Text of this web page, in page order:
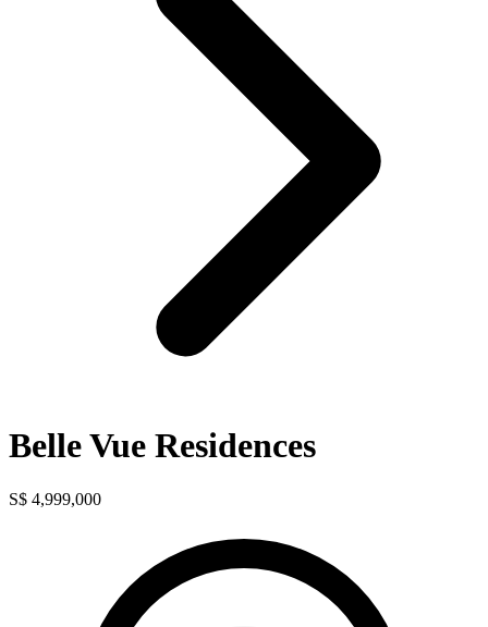
Belle Vue Residences
S$ 4,999,000